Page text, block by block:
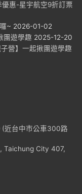
優惠-星宇航空9折訂票
~ 2026-01-02
團遊學趣 2025-12-20
營】一起揪團遊學趣
近台中市公車300路
Taichung City 407,